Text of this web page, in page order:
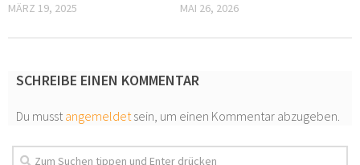
MÄRZ 19, 2025 MAI 26, 2026
SCHREIBE EINEN KOMMENTAR
Du musstangemeldetsein, um einen Kommentar abzugeben.